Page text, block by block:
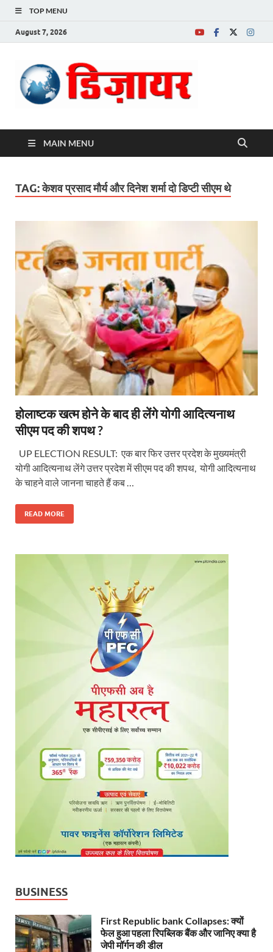
TOP MENU
August 7, 2026
MAIN MENU
TAG:केशव प्रसाद मौर्य और दिनेश शर्मा दो डिप्टी सीएम थे
होलाष्टक खत्म होने के बाद ही लेंगे योगी आदित्यनाथ
सीएम पद की शपथ ?
UP ELECTION RESULT: एक बार फिर उत्तर प्रदेश के मुख्यमंत्री
योगी आदित्यनाथ लेंगे उत्तर प्रदेश में सीएम पद की शपथ, योगी आदित्यनाथ
के चाहने वाले जानना चाहते हैं कब …
READ MORE
BUSINESS
First Republic bank Collapses: क्यों
फेल हुआ पहला रिपब्लिक बैंक और जानिए क्या है
जेपी मॉर्गन की डील